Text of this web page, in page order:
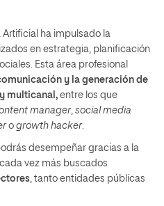
ha impulsado la
en estrategia, planificación
Esta área profesional
y la generación de
multicanal, entre los que
manager, social media
o growth hacker.
desempeñar gracias a la
vez más buscados
, tanto entidades públicas